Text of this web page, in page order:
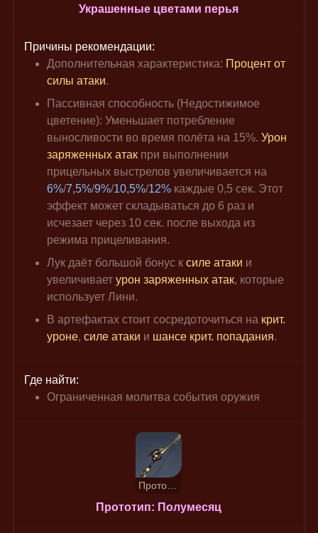
Украшенные цветами перья
Причины рекомендации:
Дополнительная характеристика: Процент от
силы атаки.
Пассивная способность (Недостижимое
цветение): Уменьшает потребление
выносливости во время полёта на 15%. Урон
заряженных атак при выполнении
прицельных выстрелов увеличивается на
6%/7,5%/9%/10,5%/12% каждые 0,5 сек. Этот
эффект может складываться до 6 раз и
исчезает через 10 сек. после выхода из
режима прицеливания.
Лук даёт большой бонус к силе атаки и
увеличивает урон заряженных атак, которые
использует Лини.
В артефактах стоит сосредоточиться на крит.
уроне, силе атаки и шансе крит. попадания.
Где найти:
Ограниченная молитва события оружия
Прототип: Полумесяц
Прототип: Полумесяц